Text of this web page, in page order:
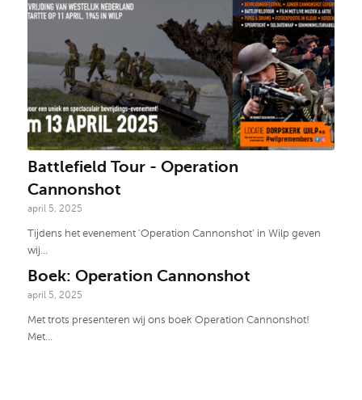
Battlefield Tour - Operation
Cannonshot
april 5, 2025
Tijdens het evenement 'Operation Cannonshot' in Wilp geven
wij…
Boek: Operation Cannonshot
april 5, 2025
Met trots presenteren wij ons boek Operation Cannonshot!
Met…